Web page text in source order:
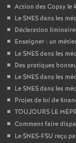
Action des Copsy le
Le SNES dans les
Déclaration
Enseigner : un
Le SNES dans les
Des pratiques
Le SNES dans les
Le SNES dans les
Projet de loi de
TOUJOURS LE
Comment faire
Le SNES-FSU reçu